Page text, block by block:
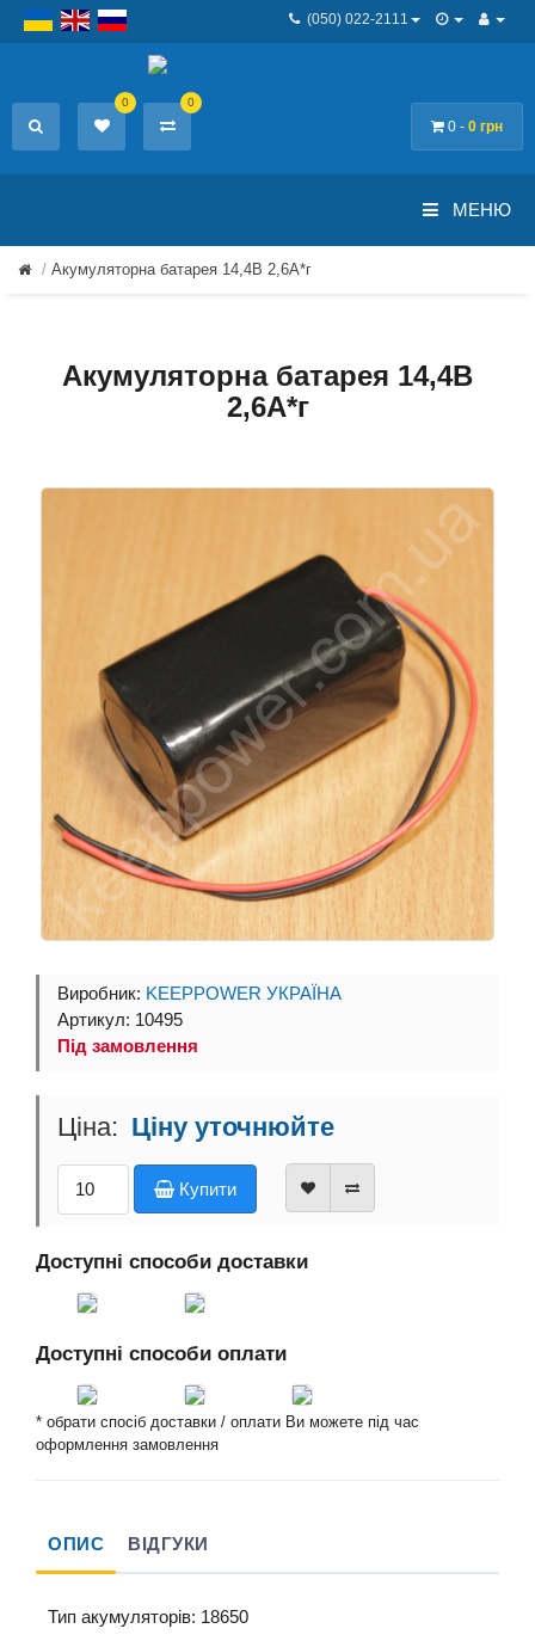
(050) 022-2111
0 - 0 грн
0 0
МЕНЮ
Акумуляторна батарея 14,4В 2,6A*г
Акумуляторна батарея 14,4В
2,6A*г
Виробник: KEEPPOWER УКРАЇНА
Артикул: 10495
Під замовлення
Ціну уточнюйте
Купити
Доступні способи доставки
Доступні способи оплати
* обрати спосіб доставки / оплати Ви можете під час
оформлення замовлення
ОПИС ВІДГУКИ
Тип акумуляторів: 18650